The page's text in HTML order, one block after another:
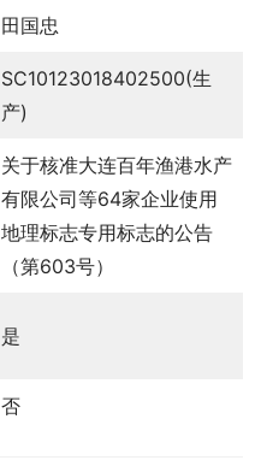
田国忠
SC10123018402500(生
产)
关于核准大连百年渔港水产
有限公司等64家企业使用
地理标志专用标志的公告
（第603号）
是
否